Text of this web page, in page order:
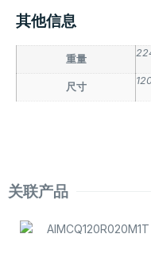
其他信息
重量
尺寸
关联产品